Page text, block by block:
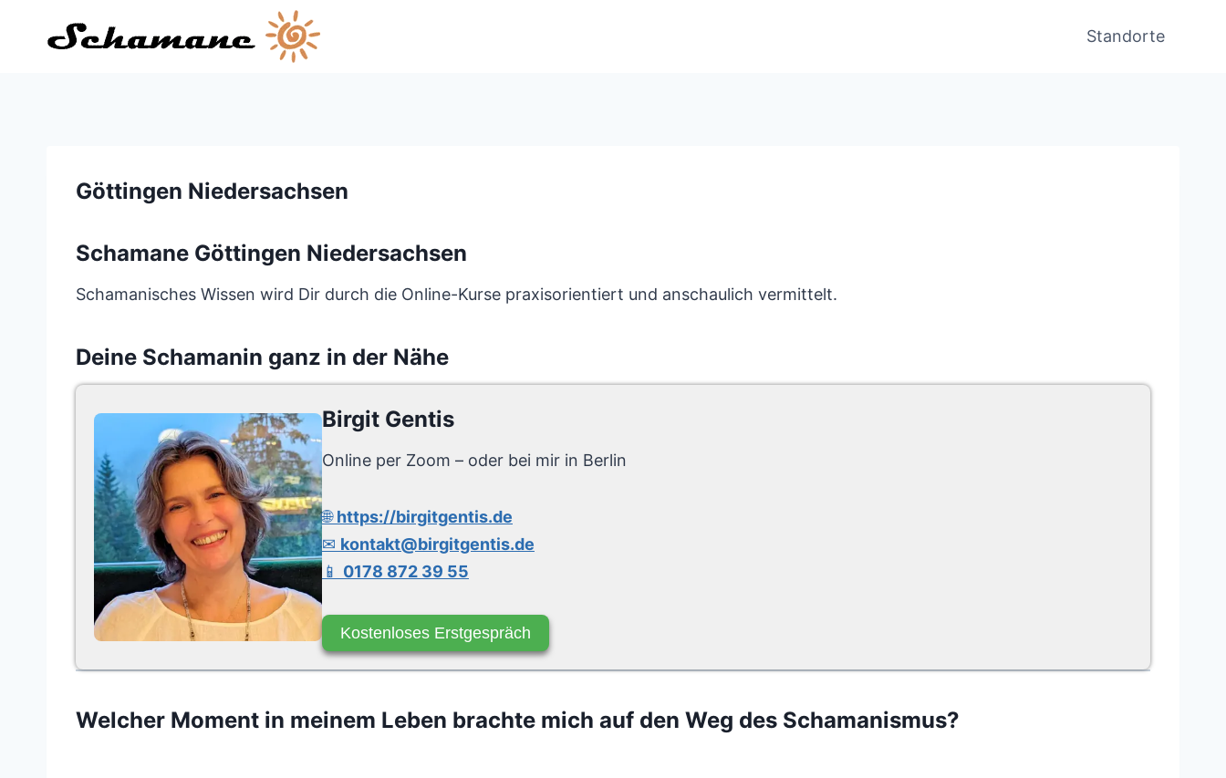
Standorte
Göttingen Niedersachsen
Schamane Göttingen Niedersachsen
Schamanisches Wissen wird Dir durch die Online-Kurse praxisorientiert und anschaulich vermittelt.
Deine Schamanin ganz in der Nähe
Birgit Gentis
Online per Zoom – oder bei mir in Berlin
🌐https://birgitgentis.de
✉ kontakt@birgitgentis.de
📱 0178 872 39 55
Kostenloses Erstgespräch
Welcher Moment in meinem Leben brachte mich auf den Weg des Schamanismus?